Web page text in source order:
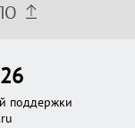
поддержки